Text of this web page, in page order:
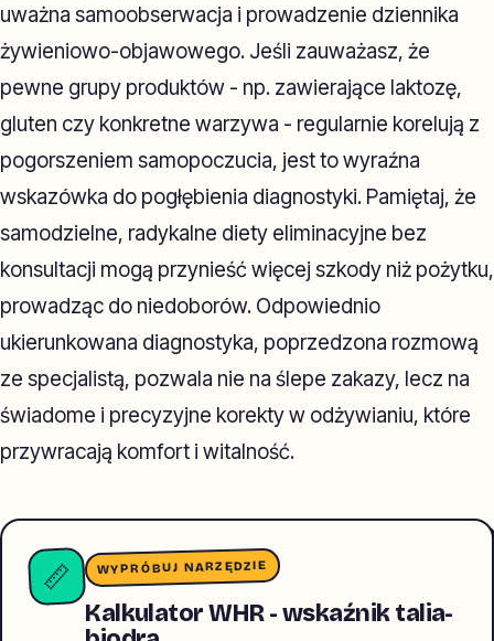
uważna samoobserwacja i prowadzenie dziennika
żywieniowo-objawowego. Jeśli zauważasz, że
pewne grupy produktów - np. zawierające laktozę,
gluten czy konkretne warzywa - regularnie korelują z
pogorszeniem samopoczucia, jest to wyraźna
wskazówka do pogłębienia diagnostyki. Pamiętaj, że
samodzielne, radykalne diety eliminacyjne bez
konsultacji mogą przynieść więcej szkody niż pożytku,
prowadząc do niedoborów. Odpowiednio
ukierunkowana diagnostyka, poprzedzona rozmową
ze specjalistą, pozwala nie na ślepe zakazy, lecz na
świadome i precyzyjne korekty w odżywianiu, które
przywracają komfort i witalność.
📏 WYPRÓBUJ NARZĘDZIE
Kalkulator WHR - wskaźnik talia-